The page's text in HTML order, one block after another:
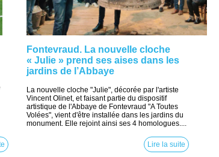
Fontevraud. La nouvelle cloche
« Julie » prend ses aises dans les
jardins de l’Abbaye
La nouvelle cloche "Julie", décorée par l'artiste
Vincent Olinet, et faisant partie du dispositif
artistique de l'Abbaye de Fontevraud "A Toutes
Volées", vient d'être installée dans les jardins du
monument. Elle rejoint ainsi ses 4 homologues....
Lire la suite